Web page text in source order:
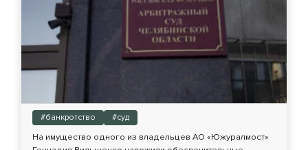
#банкротство #суд
На имущество одного из владельцев АО «Южуралмост»